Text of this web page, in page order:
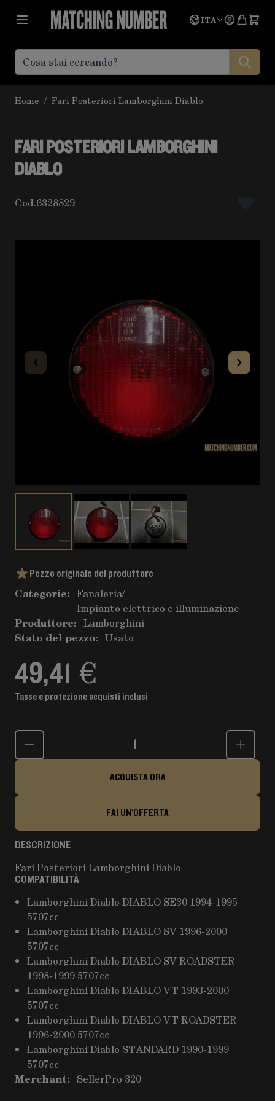
Lingua
ITA
Home / Fari Posteriori Lamborghini Diablo
FARI POSTERIORI LAMBORGHINI
DIABLO
Cod.6328829
Pezzo originale del produttore
Categorie: Fanaleria/
Impianto elettrico e illuminazione
Produttore: Lamborghini
Stato del pezzo: Usato
49,41 €
Tasse e protezione acquisti inclusi
Quantità
ACQUISTA ORA
FAI UN'OFFERTA
DESCRIZIONE
Fari Posteriori Lamborghini Diablo
COMPATIBILITÀ
Lamborghini Diablo DIABLO SE30 1994-1995
5707cc
Lamborghini Diablo DIABLO SV 1996-2000
5707cc
Lamborghini Diablo DIABLO SV ROADSTER
1998-1999 5707cc
Lamborghini Diablo DIABLO VT 1993-2000
5707cc
Lamborghini Diablo DIABLO VT ROADSTER
1996-2000 5707cc
Lamborghini Diablo STANDARD 1990-1999
5707cc
Merchant: SellerPro 320